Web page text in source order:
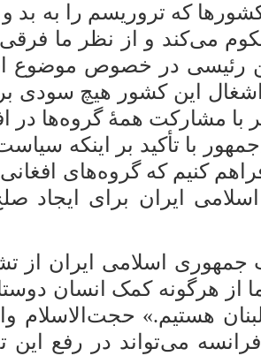
که تروریسم را به
می‌کند و از نظر ما
رئیسی در خصوص موضوع
مرتکب شدند و ۲۰ سال اشغال
با مشارکت همۀ گروه‌ها در
با تأکید بر اینکه
کنیم که گروه‌های
اسلامی ایران برای
جمهوری اسلامی ایران از
هرگونه کمک انسان
هستیم.» حجت‌الاسلام
می‌تواند در رفع